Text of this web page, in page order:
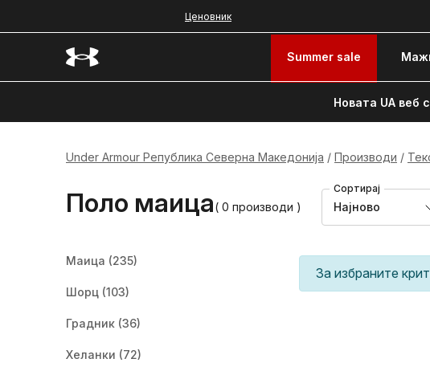
Ценовник
Summer sale
Новата UA веб
Under Armour Република Северна Македонија Производи
Поло маица( 0 производи )
Сортирај
Најново
Маица (235)
Шорц (103)
Градник (36)
Хеланки (72)
За избраните